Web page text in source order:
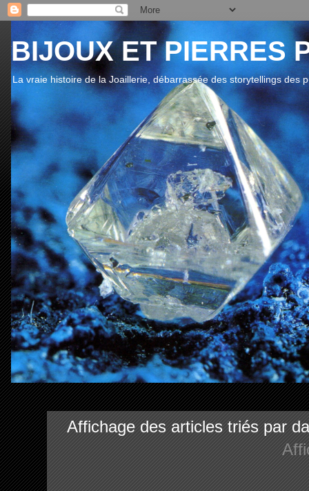
BIJOUX ET PIERRES
La vraie histoire de la Joaillerie, débarrassée des storytellings des
Affichage des articles triés par